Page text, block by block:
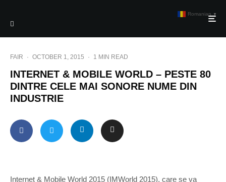
FAIR · OCTOBER 1, 2015 · 1 MIN READ
INTERNET & MOBILE WORLD – PESTE 80
DINTRE CELE MAI SONORE NUME DIN
INDUSTRIE
Internet & Mobile World 2015 (IMWorld 2015), care se va
Romanian ▼